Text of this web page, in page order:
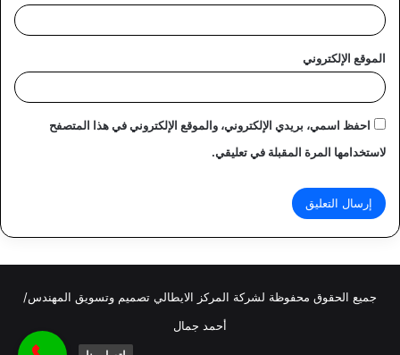
الموقع الإلكتروني
احفظ اسمي، بريدي الإلكتروني، والموقع الإلكتروني في هذا المتصفح
لاستخدامها المرة المقبلة في تعليقي.
جميع الحقوق محفوظة لشركة المركز الايطالي تصميم وتسويق المهندس/
أحمد جمال